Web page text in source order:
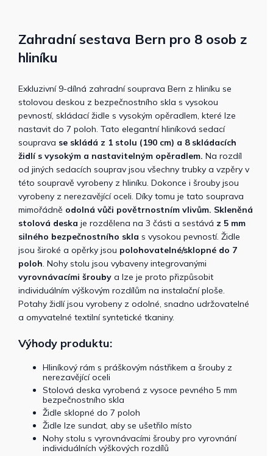
Zahradní sestava Bern pro 8 osob z
hliníku
Exkluzivní 9-dílná zahradní souprava Bern z hliníku se
stolovou deskou z bezpečnostního skla s vysokou
pevností, skládací židle s vysokým opěradlem, které lze
nastavit do 7 poloh. Tato elegantní hliníková sedací
souprava se skládá z 1 stolu (190 cm) a 8 skládacích
židlí s vysokým a nastavitelným opěradlem. Na rozdíl
od jiných sedacích souprav jsou všechny trubky a vzpěry v
této soupravě vyrobeny z hliníku. Dokonce i šrouby jsou
vyrobeny z nerezavějící oceli. Díky tomu je tato souprava
mimořádně odolná vůči povětrnostním vlivům. Skleněná
stolová deska je rozdělena na 3 části a sestává z 5 mm
silného bezpečnostního skla s vysokou pevností. Židle
jsou široké a opěrky jsou polohovatelné/sklopné do 7
poloh. Nohy stolu jsou vybaveny integrovanými
vyrovnávacími šrouby a lze je proto přizpůsobit
individuálním výškovým rozdílům na instalační ploše.
Potahy židlí jsou vyrobeny z odolné, snadno udržovatelné
a omyvatelné textilní syntetické tkaniny.
Výhody produktu:
Hliníkový rám s práškovým nástřikem a šrouby z
nerezavějící oceli
Stolová deska vyrobená z vysoce pevného 5 mm
bezpečnostního skla
Židle sklopné do 7 poloh
Židle lze sundat, aby se ušetřilo místo
Nohy stolu s vyrovnávacími šrouby pro vyrovnání
individuálních výškových rozdílů